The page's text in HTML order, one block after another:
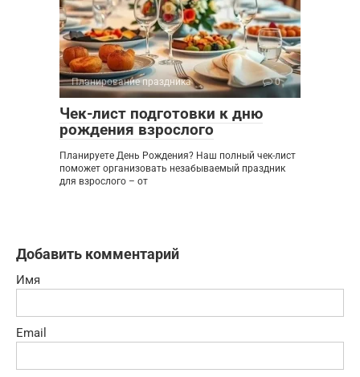
Планирование праздника 0
Чек-лист подготовки к дню
рождения взрослого
Планируете День Рождения? Наш полный чек-лист
поможет организовать незабываемый праздник
для взрослого – от
Добавить комментарий
Имя
Email